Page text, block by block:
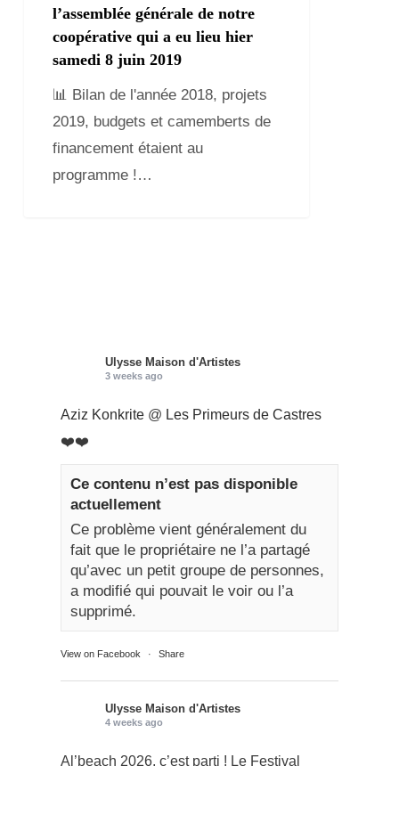
l’assemblée générale de notre
coopérative qui a eu lieu hier
samedi 8 juin 2019
📊 Bilan de l'année 2018, projets
2019, budgets et camemberts de
financement étaient au
programme !…
Ulysse Maison d'Artistes
3 weeks ago
Aziz Konkrite @ Les Primeurs de Castres
❤️❤️
Ce contenu n’est pas disponible
actuellement
Ce problème vient généralement du
fait que le propriétaire ne l’a partagé
qu’avec un petit groupe de personnes,
a modifié qui pouvait le voir ou l’a
supprimé.
View on Facebook · Share
Ulysse Maison d'Artistes
4 weeks ago
Al’beach 2026, c’est parti ! Le Festival